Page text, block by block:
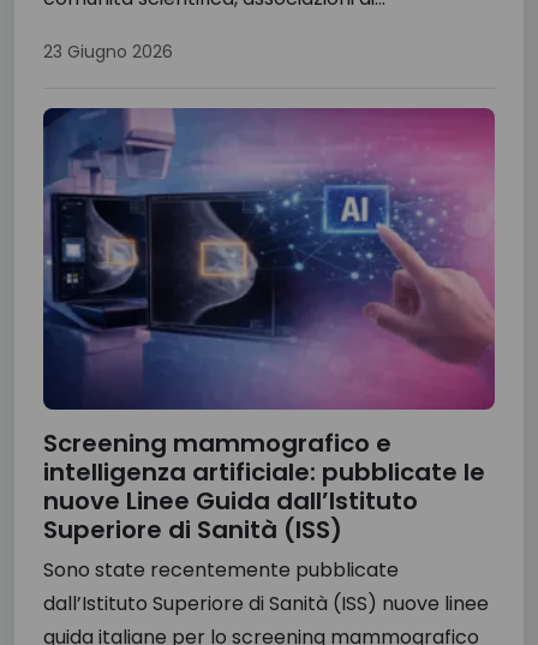
23 Giugno 2026
Screening mammografico e
intelligenza artificiale: pubblicate le
nuove Linee Guida dall’Istituto
Superiore di Sanità (ISS)
Sono state recentemente pubblicate
dall’Istituto Superiore di Sanità (ISS) nuove linee
guida italiane per lo screening mammografico